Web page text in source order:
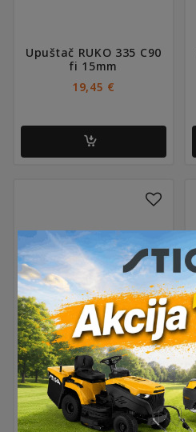
Upuštač RUKO 335 C90
fi 15mm
19,45 €
Upuštač RUKO 335 C90
fi 20,5mm
24,50€